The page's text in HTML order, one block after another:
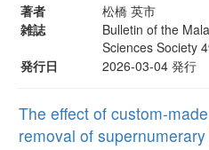
著者
松橋 英市
雑誌
Bulletin of the
Sciences Society
発行日
2026-03-04 発行
The effect of custom-
removal of